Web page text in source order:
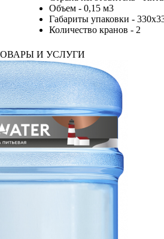
Объем - 0,15 м3
Габариты упаковки -
Количество кранов - 2
И УСЛУГИ